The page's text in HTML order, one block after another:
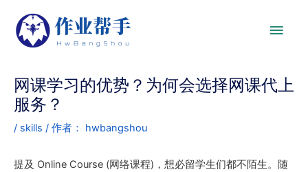
网课学习的优势？为何会选择网课代上
服务？
/ skills / 作者： hwbangshou
提及 Online Course (网络课程)，想必留学生们都不陌生。随